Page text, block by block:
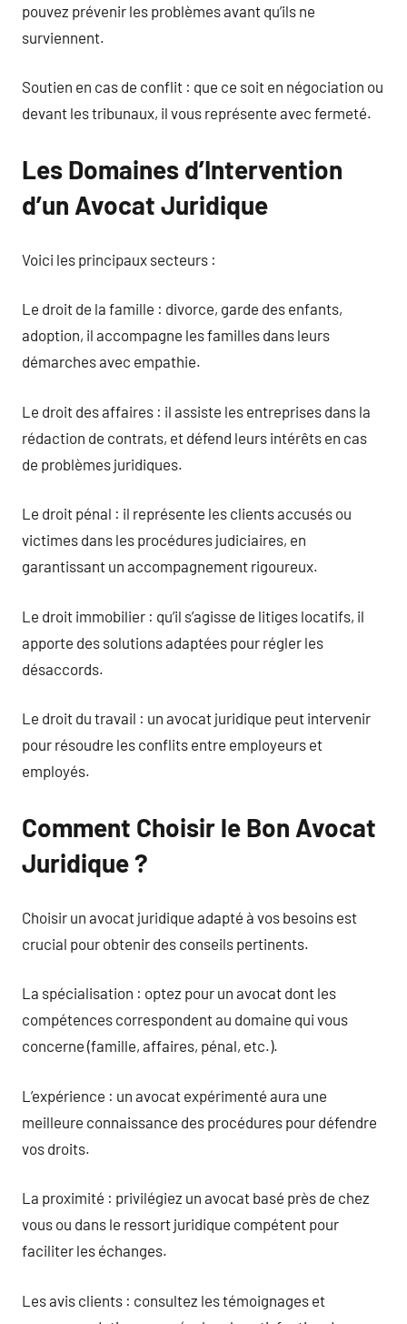
pouvez prévenir les problèmes avant qu’ils ne
surviennent.
Soutien en cas de conflit : que ce soit en négociation ou
devant les tribunaux, il vous représente avec fermeté.
Les Domaines d’Intervention
d’un Avocat Juridique
Voici les principaux secteurs :
Le droit de la famille : divorce, garde des enfants,
adoption, il accompagne les familles dans leurs
démarches avec empathie.
Le droit des affaires : il assiste les entreprises dans la
rédaction de contrats, et défend leurs intérêts en cas
de problèmes juridiques.
Le droit pénal : il représente les clients accusés ou
victimes dans les procédures judiciaires, en
garantissant un accompagnement rigoureux.
Le droit immobilier : qu’il s’agisse de litiges locatifs, il
apporte des solutions adaptées pour régler les
désaccords.
Le droit du travail : un avocat juridique peut intervenir
pour résoudre les conflits entre employeurs et
employés.
Comment Choisir le Bon Avocat
Juridique ?
Choisir un avocat juridique adapté à vos besoins est
crucial pour obtenir des conseils pertinents.
La spécialisation : optez pour un avocat dont les
compétences correspondent au domaine qui vous
concerne (famille, affaires, pénal, etc.).
L’expérience : un avocat expérimenté aura une
meilleure connaissance des procédures pour défendre
vos droits.
La proximité : privilégiez un avocat basé près de chez
vous ou dans le ressort juridique compétent pour
faciliter les échanges.
Les avis clients : consultez les témoignages et